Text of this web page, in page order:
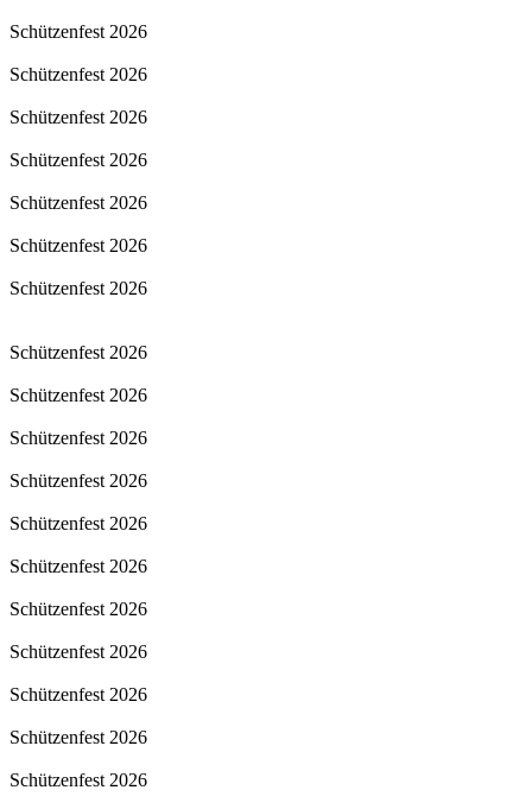
Schützenfest 2026
Schützenfest 2026
Schützenfest 2026
Schützenfest 2026
Schützenfest 2026
Schützenfest 2026
Schützenfest 2026
Schützenfest 2026
Schützenfest 2026
Schützenfest 2026
Schützenfest 2026
Schützenfest 2026
Schützenfest 2026
Schützenfest 2026
Schützenfest 2026
Schützenfest 2026
Schützenfest 2026
Schützenfest 2026